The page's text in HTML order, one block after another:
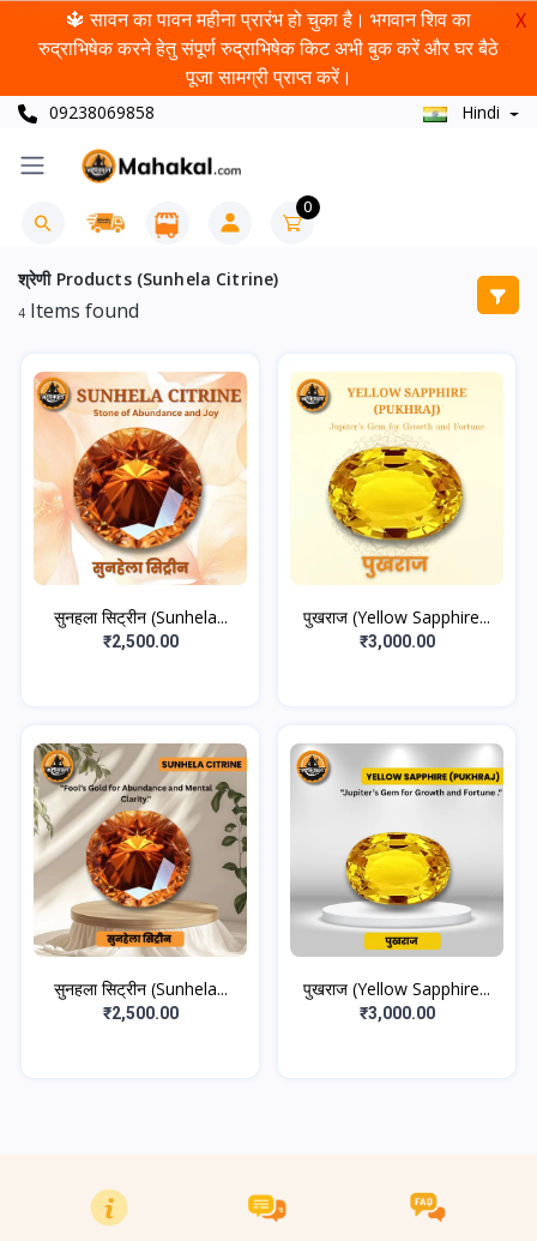
🔱 सावन का पावन महीना प्रारंभ हो चुका है। भगवान शिव का
रुद्राभिषेक करने हेतु संपूर्ण रुद्राभिषेक किट अभी बुक करें और घर बैठे
पूजा सामग्री प्राप्त करें।
X
09238069858 Hindi
0
श्रेणी Products (Sunhela Citrine)
4 Items found
सुनहला सिट्रीन (Sunhela...
₹2,500.00
पुखराज (Yellow Sapphire...
₹3,000.00
सुनहला सिट्रीन (Sunhela...
₹2,500.00
पुखराज (Yellow Sapphire...
₹3,000.00